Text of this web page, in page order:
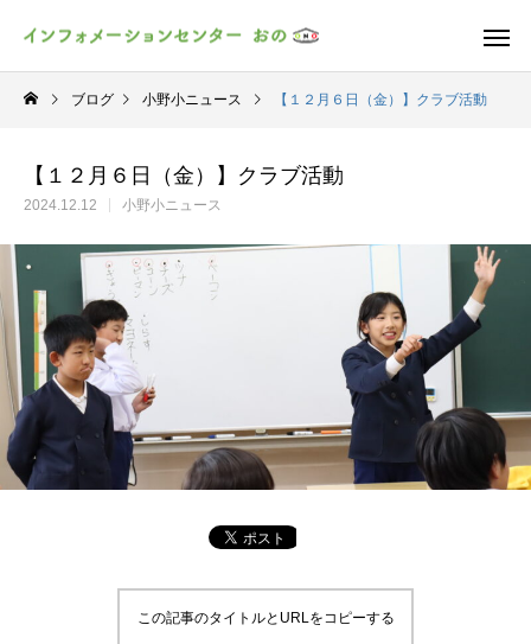
ブログ 小野小ニュース 【１２月６日（金）】クラブ活動
【１２月６日（金）】クラブ活動
2024.12.12 小野小ニュース
この記事のタイトルとURLをコピーする